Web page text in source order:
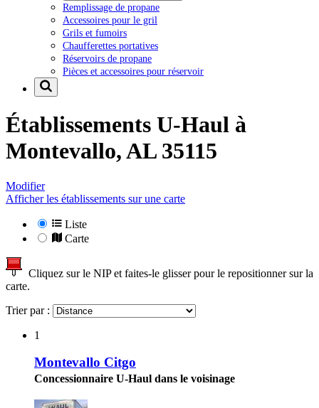
Remplissage de propane
Accessoires pour le gril
Grils et fumoirs
Chaufferettes portatives
Réservoirs de propane
Pièces et accessoires pour réservoir
Établissements U-Haul à
Montevallo, AL 35115
Modifier
Afficher les établissements sur une carte
Liste
Carte
Cliquez sur le NIP et faites-le glisser pour le repositionner sur la
carte.
Trier par :
1
Montevallo Citgo
Concessionnaire U-Haul dans le voisinage